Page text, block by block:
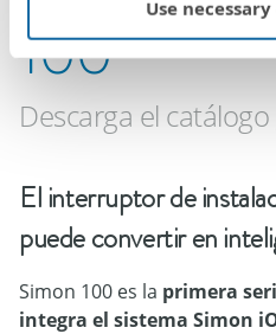
Use
100
Descarga el
El interruptor de
puede convertir en
Simon 100 es la primera
integra el sistema Simon